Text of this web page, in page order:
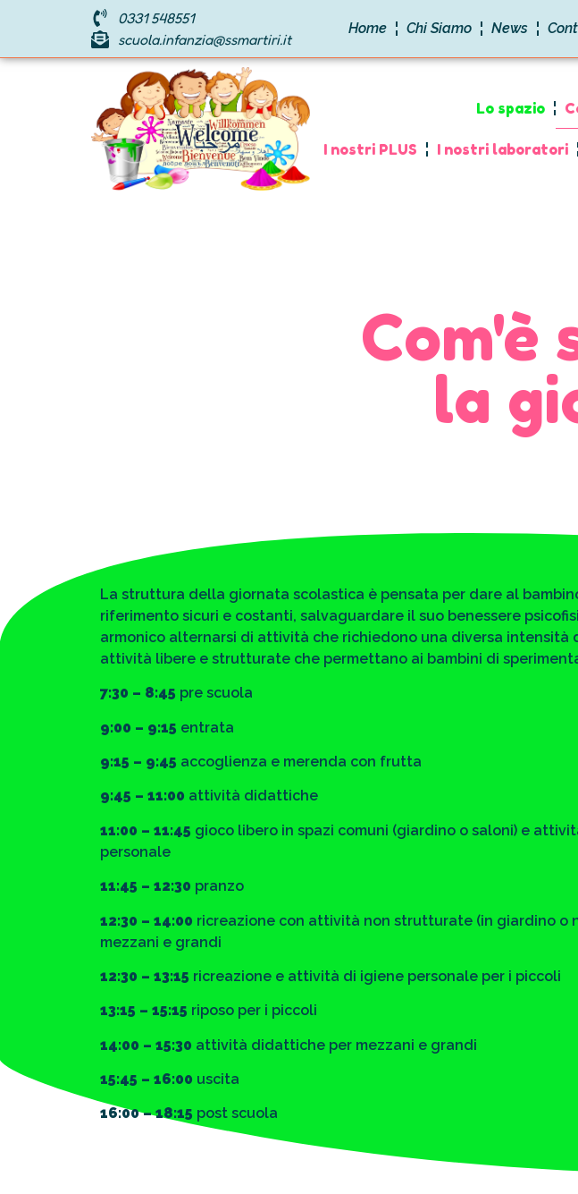
0331 548551
scuola.infanzia@ssmartiri.it
Home Chi Siamo News
Lo spazio
I nostri PLUS I nostri laboratori
Com'è
la
La struttura della giornata scolastica è pensata per dare al
riferimento sicuri e costanti, salvaguardare il suo benessere
armonico alternarsi di attività che richiedono una diversa intensità
attività libere e strutturate che permettano ai bambini di
7:30 – 8:45 pre scuola
9:00 – 9:15 entrata
9:15 – 9:45 accoglienza e merenda con frutta
9:45 – 11:00 attività didattiche
11:00 – 11:45 gioco libero in spazi comuni (giardino o saloni) e
personale
11:45 – 12:30 pranzo
12:30 – 14:00 ricreazione con attività non strutturate (in giardino o
mezzani e grandi
12:30 – 13:15 ricreazione e attività di igiene personale per i piccoli
13:15 – 15:15 riposo per i piccoli
14:00 – 15:30 attività didattiche per mezzani e grandi
15:45 – 16:00 uscita
16:00 – 18:15 post scuola